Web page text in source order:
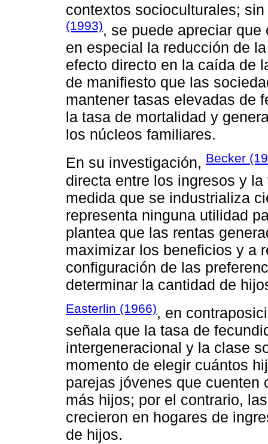
contextos socioculturales;
(1993), se puede apreciar
en especial la reducción de
efecto directo en la caída de
de manifiesto que las
mantener tasas elevadas de
la tasa de mortalidad y
los núcleos familiares.
En su investigación, Becker
directa entre los ingresos y
medida que se industrializa
representa ninguna utilidad
plantea que las rentas
maximizar los beneficios y a
configuración de las
determinar la cantidad de
Easterlin (1966), en
señala que la tasa de
intergeneracional y la clase
momento de elegir cuántos
parejas jóvenes que cuenten
más hijos; por el contrario,
crecieron en hogares de
de hijos.